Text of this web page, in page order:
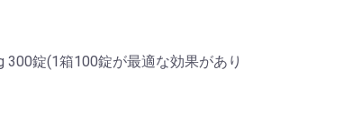
錠(1箱100錠が最適な効果があり